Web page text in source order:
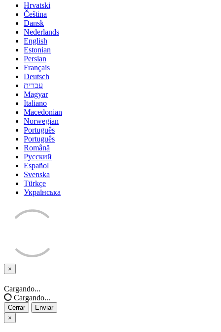
Hrvatski
Čeština
Dansk
Nederlands
English
Estonian
Persian
Français
Deutsch
עברית
Magyar
Italiano
Macedonian
Norwegian
Português
Português
Română
Русский
Español
Svenska
Türkçe
Українська
×
Cerrar
Cargando...
Cargando...
Cerrar
Enviar
×